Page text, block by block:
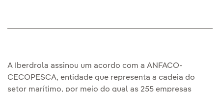
A Iberdrola assinou um acordo com a ANFACO-
CECOPESCA, entidade que representa a cadeia do
setor marítimo, por meio do qual as 255 empresas